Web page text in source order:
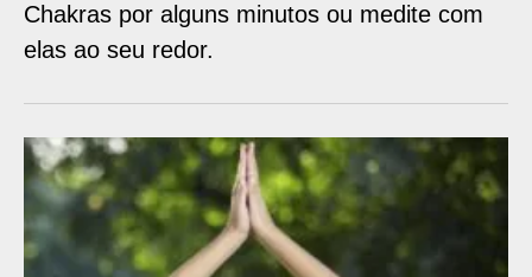
Chakras por alguns minutos ou medite com
elas ao seu redor.